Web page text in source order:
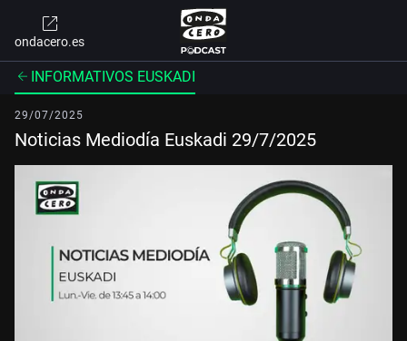
ondacero.es
INFORMATIVOS EUSKADI
29/07/2025
Noticias Mediodía Euskadi 29/7/2025